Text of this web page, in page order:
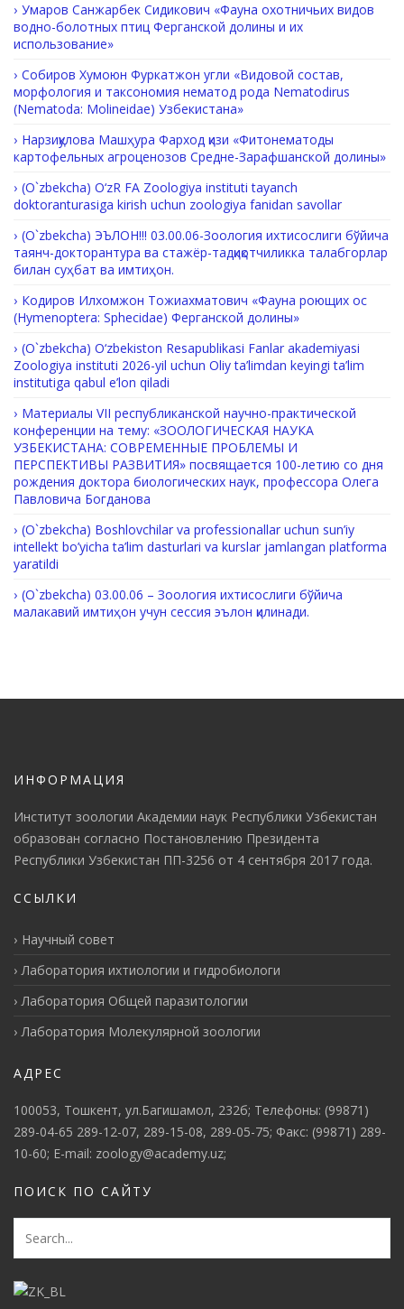
Умаров Санжарбек Сидикович «Фауна охотничьих видов
водно-болотных птиц Ферганской долины и их
использование»
Собиров Хумоюн Фуркатжон угли «Видовой состав,
морфология и таксономия нематод рода Nematodirus
(Nematoda: Molineidae) Узбекистана»
Нарзиқулова Машҳура Фарход қизи «Фитонематоды
картофельных агроценозов Средне-Зарафшанской долины»
(O`zbekcha) O‘zR FA Zoologiya instituti tayanch
doktoranturasiga kirish uchun zoologiya fanidan savollar
(O`zbekcha) ЭЪЛОН!!! 03.00.06-Зоология ихтисослиги бўйича
таянч-докторантура ва стажёр-тадқиқотчиликка талабгорлар
билан суҳбат ва имтиҳон.
Кодиров Илхомжон Тожиахматович «Фауна роющих ос
(Hymenoptera: Sphecidae) Ферганской долины»
(O`zbekcha) O‘zbekiston Resapublikasi Fanlar akademiyasi
Zoologiya instituti 2026-yil uchun Oliy ta’limdan keyingi ta’lim
institutiga qabul e’lon qiladi
Материалы VII республиканской научно-практической
конференции на тему: «ЗООЛОГИЧЕСКАЯ НАУКА
УЗБЕКИСТАНА: СОВРЕМЕННЫЕ ПРОБЛЕМЫ И
ПЕРСПЕКТИВЫ РАЗВИТИЯ» посвящается 100-летию со дня
рождения доктора биологических наук, профессора Олега
Павловича Богданова
(O`zbekcha) Boshlovchilar va professionallar uchun sun’iy
intellekt bo’yicha ta’lim dasturlari va kurslar jamlangan platforma
yaratildi
(O`zbekcha) 03.00.06 – Зоология ихтисослиги бўйича
малакавий имтиҳон учун сессия эълон қилинади.
ИНФОРМАЦИЯ
Институт зоологии Академии наук Республики Узбекистан
образован согласно Постановлению Президента
Республики Узбекистан ПП-3256 от 4 сентября 2017 года.
ССЫЛКИ
Научный совет
Лаборатория ихтиологии и гидробиологи
Лаборатория Общей паразитологии
Лаборатория Молекулярной зоологии
АДРЕС
100053, Тошкент, ул.Багишамол, 232б; Телефоны: (99871)
289-04-65 289-12-07, 289-15-08, 289-05-75; Факс: (99871) 289-
10-60; E-mail: zoology@academy.uz;
ПОИСК ПО САЙТУ